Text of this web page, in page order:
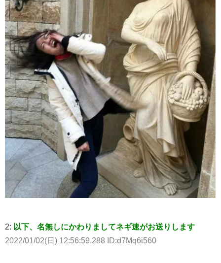
2: 以下、名無しにかわりましてネギ速がお送りします
2022/01/02(日) 12:56:59.288 ID:d7Mq6i560